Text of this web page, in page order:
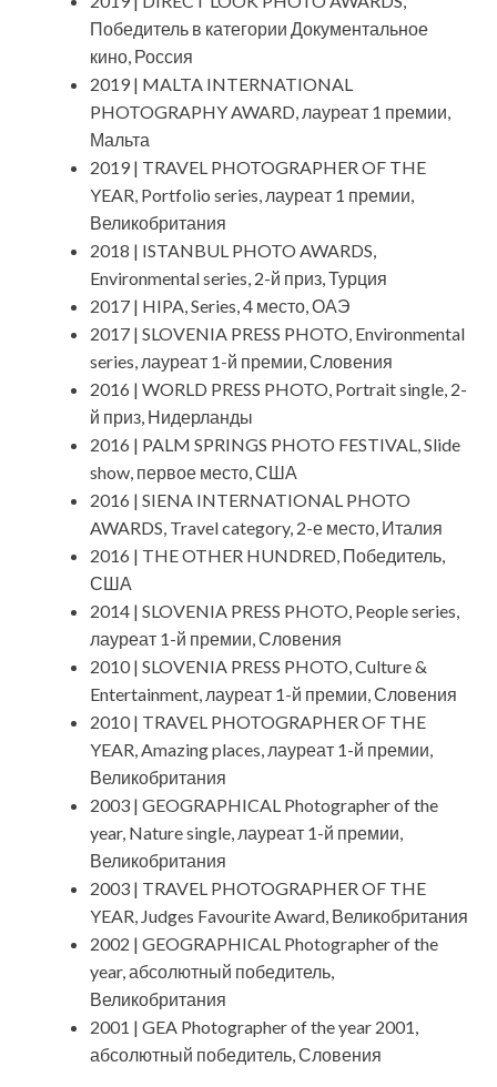
Победитель в категории Документальное
кино, Россия
2019 | MALTA INTERNATIONAL
PHOTOGRAPHY AWARD, лауреат 1 премии,
Мальта
2019 | TRAVEL PHOTOGRAPHER OF THE
YEAR, Portfolio series, лауреат 1 премии,
Великобритания
2018 | ISTANBUL PHOTO AWARDS,
Environmental series, 2-й приз, Турция
2017 | HIPA, Series, 4 место, ОАЭ
2017 | SLOVENIA PRESS PHOTO, Environmental
series, лауреат 1-й премии, Словения
2016 | WORLD PRESS PHOTO, Portrait single, 2-
й приз, Нидерланды
2016 | PALM SPRINGS PHOTO FESTIVAL, Slide
show, первое место, США
2016 | SIENA INTERNATIONAL PHOTO
AWARDS, Travel category, 2-е место, Италия
2016 | THE OTHER HUNDRED, Победитель,
США
2014 | SLOVENIA PRESS PHOTO, People series,
лауреат 1-й премии, Словения
2010 | SLOVENIA PRESS PHOTO, Culture &
Entertainment, лауреат 1-й премии, Словения
2010 | TRAVEL PHOTOGRAPHER OF THE
YEAR, Amazing places, лауреат 1-й премии,
Великобритания
2003 | GEOGRAPHICAL Photographer of the
year, Nature single, лауреат 1-й премии,
Великобритания
2003 | TRAVEL PHOTOGRAPHER OF THE
YEAR, Judges Favourite Award, Великобритания
2002 | GEOGRAPHICAL Photographer of the
year, абсолютный победитель,
Великобритания
2001 | GEA Photographer of the year 2001,
абсолютный победитель, Словения